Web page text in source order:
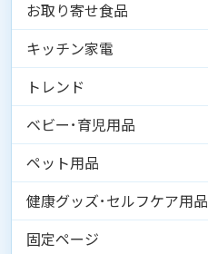
お取り寄せ食品
キッチン家電
トレンド
ベビー･育児用品
ペット用品
健康グッズ･セルフケア用品
固定ページ